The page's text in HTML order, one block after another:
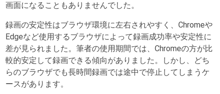
画面になることもありませんでした。
録画の安定性はブラウザ環境に左右されやすく、Chromeや
Edgeなど使用するブラウザによって録画成功率や安定性に
差が見られました。筆者の使用期間では、Chromeの方が比
較的安定して録画できる傾向がありました。しかし、どち
らのブラウザでも長時間録画では途中で停止してしまうケ
ースがあります。